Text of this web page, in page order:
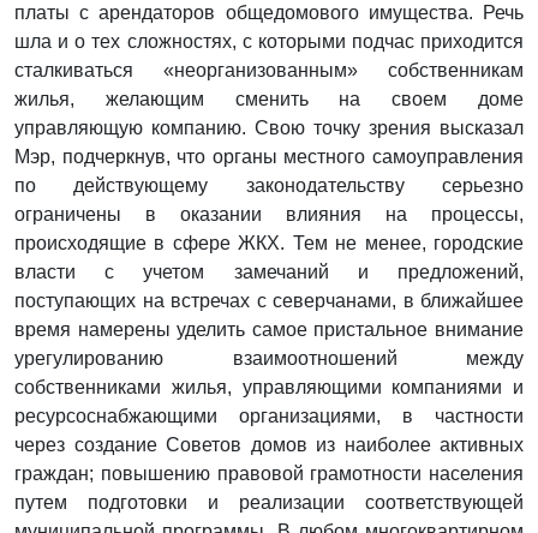
платы с арендаторов общедомового имущества. Речь
шла и о тех сложностях, с которыми подчас приходится
сталкиваться «неорганизованным» собственникам
жилья, желающим сменить на своем доме
управляющую компанию. Свою точку зрения высказал
Мэр, подчеркнув, что органы местного самоуправления
по действующему законодательству серьезно
ограничены в оказании влияния на процессы,
происходящие в сфере ЖКХ. Тем не менее, городские
власти с учетом замечаний и предложений,
поступающих на встречах с северчанами, в ближайшее
время намерены уделить самое пристальное внимание
урегулированию взаимоотношений между
собственниками жилья, управляющими компаниями и
ресурсоснабжающими организациями, в частности
через создание Советов домов из наиболее активных
граждан; повышению правовой грамотности населения
путем подготовки и реализации соответствующей